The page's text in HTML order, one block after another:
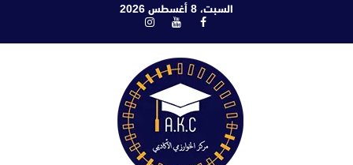
السبت، 8 أغسطس 2026
فيسبوكيوتيوبانستغرام